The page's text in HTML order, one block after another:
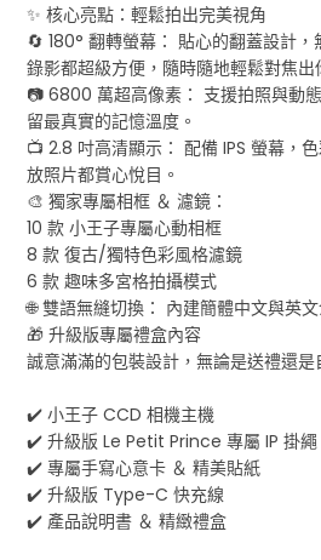
✨ 核心亮點：輕鬆拍出完美視角
🔄 180° 翻轉螢幕： 貼心的翻蓋設計
錄影都超級方便，隨時隨地輕鬆對焦出
📷 6800 萬超高像素： 支援拍照與動
留最真實的記憶溫度。
📺 2.8 吋高清顯示： 配備 IPS 螢幕，
放照片都賞心悅目。
🎨 獨家專屬相框 ＆ 濾鏡：
10 款 小王子專屬心動相框
8 款 復古/獨特色彩風格濾鏡
6 款 趣味多宮格拍攝模式
🌐 雙語無縫切換： 內建簡體中文與英
🎁 升級版專屬禮盒內容
誠意滿滿的包裝設計，無論是送禮還是
✔️ 小王子 CCD 相機主機
✔️ 升級版 Le Petit Prince 專屬 IP 掛繩
✔️ 專屬手寫心意卡 ＆ 精美貼紙
✔️ 升級版 Type-C 快充線
✔️ 產品說明書 ＆ 精緻禮盒